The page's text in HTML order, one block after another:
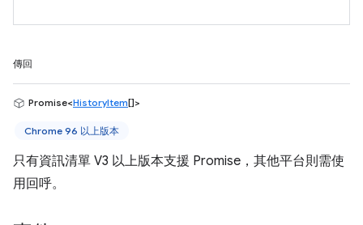
傳回
Promise<HistoryItem[]>
Chrome 96 以上版本
只有資訊清單 V3 以上版本支援 Promise，其他平台則需使
用回呼。